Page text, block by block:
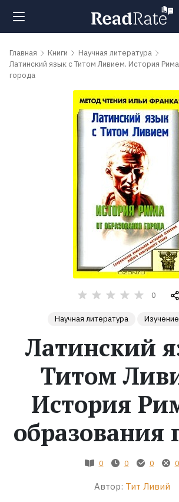
Поиск
Экранизации
Главная Книги
Научная литература
Латинский язык с Титом Ливием. История
города
0
Научная литература
Латинский
Титом
История
образования
0 0 0 0
Автор: Тит Ливий